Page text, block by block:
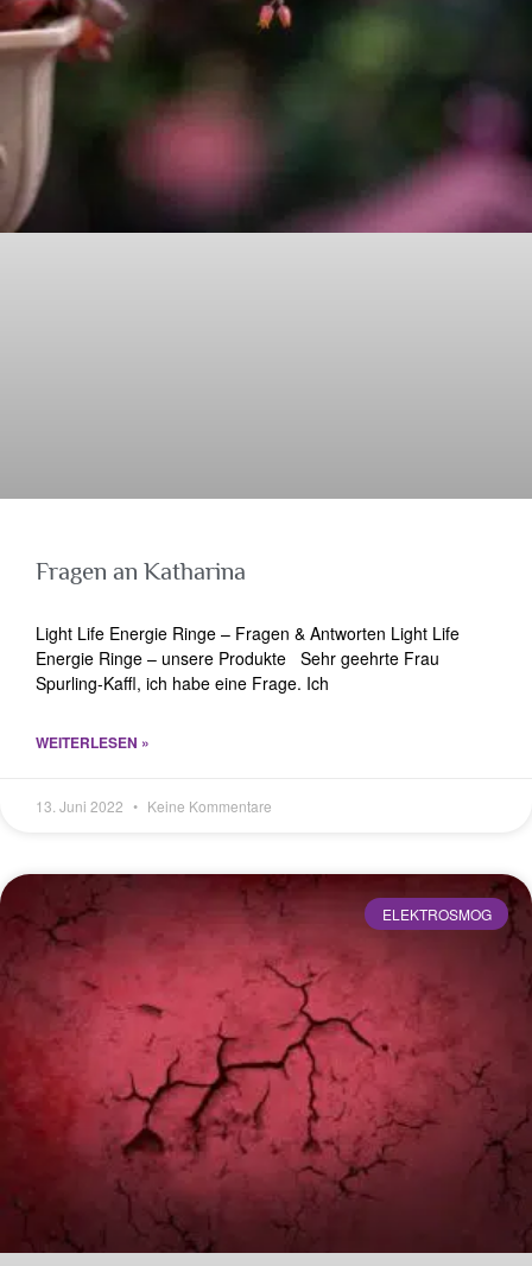
Fragen an Katharina
Light Life Energie Ringe – Fragen & Antworten Light Life
Energie Ringe – unsere Produkte Sehr geehrte Frau
Spurling-Kaffl, ich habe eine Frage. Ich
WEITERLESEN »
13. Juni 2022 Keine Kommentare
ELEKTROSMOG